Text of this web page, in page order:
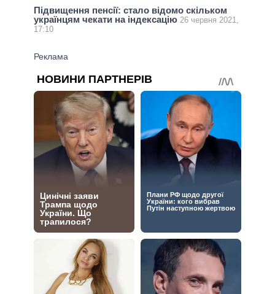
Підвищення пенсії: стало відомо скільком
українцям чекати на індексацію 26 червня 2021,
17:10